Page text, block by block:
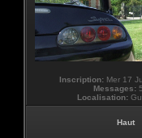
Inscription:Mer 17
Messages:
Localisation:
Haut